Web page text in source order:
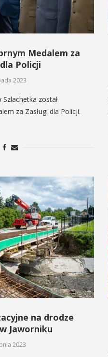
Medalem za
Policji
2023
Szlachetka został
za Zasługi dla Policji.
na drodze
Jaworniku
2023
POKAŻ SZCZEGÓŁY